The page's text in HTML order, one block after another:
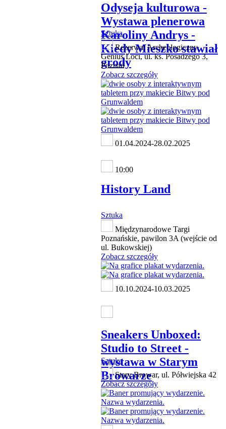
Odyseja kulturowa -
Wystawa plenerowa
Karoliny Andrys -
Kiedy Mieszko stawiał
grody
Sztuka
Rezerwat Archeologiczny
Genius Loci, ul. ks. Posadzego 3,
Poznań
Zobacz szczegóły
01.04.2024-28.02.2025
10:00
History Land
Sztuka
Międzynarodowe Targi
Poznańskie, pawilon 3A (wejście od
ul. Bukowskiej)
Zobacz szczegóły
10.10.2024-10.03.2025
Sneakers Unboxed:
Studio to Street -
wystawa w Starym
Browarze
Sztuka
Stary Browar, ul. Półwiejska 42
Zobacz szczegóły